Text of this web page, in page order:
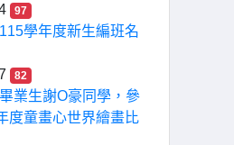
97
學年度新生編班名
82
業生謝O豪同學，參
度童畫心世界繪畫比